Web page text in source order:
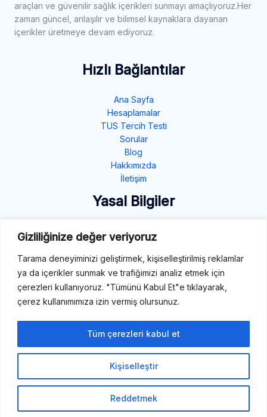
Gizliliğinize değer veriyoruz
Tarama deneyiminizi geliştirmek, kişiselleştirilmiş reklamlar
ya da içerikler sunmak ve trafiğimizi analiz etmek için
çerezleri kullanıyoruz. "Tümünü Kabul Et"e tıklayarak,
çerez kullanımımıza izin vermiş olursunuz.
Kişiselleştir
Reddetmek
Tüm çerezleri kabul et
araçları ve güvenilir sağlık içerikleri sunmayı amaçlıyoruz.Her
zaman güncel, anlaşılır ve bilimsel kaynaklara dayanan
içerikler üretmeye devam ediyoruz.
Hızlı Bağlantılar
Ana Sayfa
Hesaplamalar
TUS Tercih Testi
Sorular
Blog
Hakkımızda
İletişim
Yasal Bilgiler
Gizlilik Politikası
Çerez Politikası
Şartlar ve Koşullar
İletişim
E-Mail: destek@tibbiterimler.com
LinkedIn
Telif Hakkı © 2026 Tıbbi Terimler